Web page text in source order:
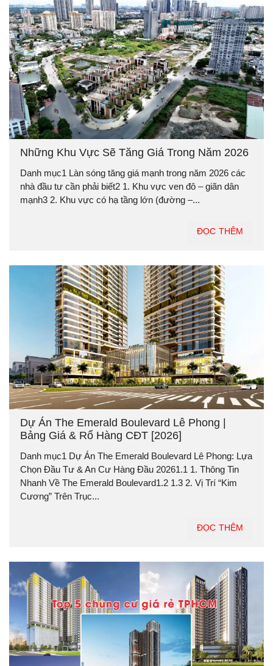
Những Khu Vực Sẽ Tăng Giá Trong Năm 2026
Danh mục1 Làn sóng tăng giá mạnh trong năm 2026 các
nhà đầu tư cần phải biết2 1. Khu vực ven đô – giãn dân
mạnh3 2. Khu vực có hạ tầng lớn (đường –...
ĐỌC THÊM
Dự Án The Emerald Boulevard Lê Phong |
Bảng Giá & Rổ Hàng CĐT [2026]
Danh mục1 Dự Án The Emerald Boulevard Lê Phong: Lựa
Chọn Đầu Tư & An Cư Hàng Đầu 20261.1 1. Thông Tin
Nhanh Về The Emerald Boulevard1.2 1.3 2. Vị Trí “Kim
Cương” Trên Trục...
ĐỌC THÊM